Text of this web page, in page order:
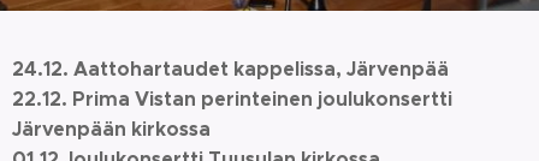
24.12. Aattohartaudet kappelissa, Järvenpää
22.12. Prima Vistan perinteinen joulukonsertti
Järvenpään kirkossa